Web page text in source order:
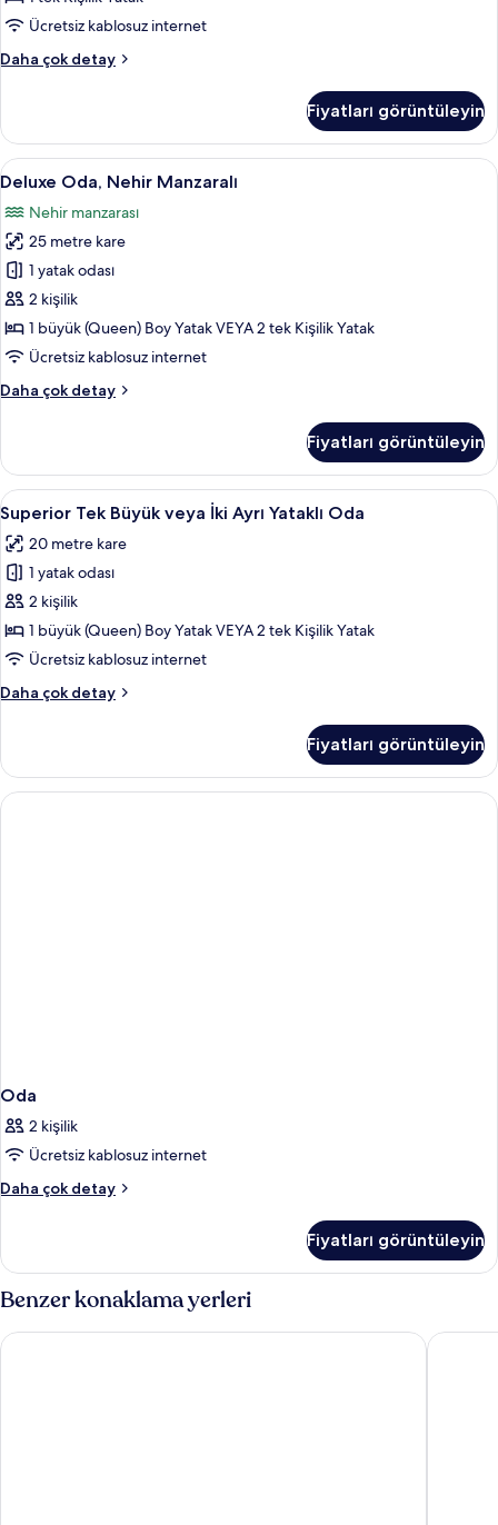
Tek
Kişilik
Yatak
tüm
fotoğrafları
görün
Ücretsiz kablosuz internet
Daha çok detay
Basic
1
Tek
Kişilik
hakkında
daha
fazla
detay
Fiyatları görüntüleyin
Deluxe
Oda,
Nehir
Manzaralı
için
tüm
fotoğrafları
görün
Deluxe Oda, Nehir Manzaralı | 1
7
Deluxe Oda, Nehir Manzaralı
Nehir manzarası
25 metre kare
1 yatak odası
2 kişilik
1 büyük (Queen) Boy Yatak VEYA 2 tek Kişilik Yatak
Ücretsiz kablosuz internet
Daha çok detay
Deluxe
hakkında
daha
fazla
detay
Fiyatları görüntüleyin
Superior
Tek
Büyük
veya
İki
Ayrı
Yataklı
için
görün
Superior Tek Büyük veya İki Ayrı
5
Superior Tek Büyük veya İki Ayrı Yataklı Oda
20 metre kare
1 yatak odası
2 kişilik
1 büyük (Queen) Boy Yatak VEYA 2 tek Kişilik Yatak
Ücretsiz kablosuz internet
Daha çok detay
Superior
İki
Ayrı
Yataklı
Fiyatları görüntüleyin
Oda
2 kişilik
Ücretsiz kablosuz internet
Daha çok detay
Oda
detay
Fiyatları görüntüleyin
Benzer konaklama yerleri
Collège Hôtel